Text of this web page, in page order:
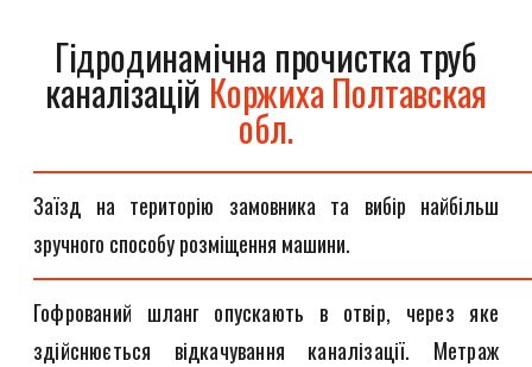
Гідродинамічна прочистка труб
каналізацій Коржиха Полтавская
обл.
Заїзд на територію замовника та вибір найбільш
зручного способу розміщення машини.
Гофрований шланг опускають в отвір, через яке
здійснюється відкачування каналізації. Метраж